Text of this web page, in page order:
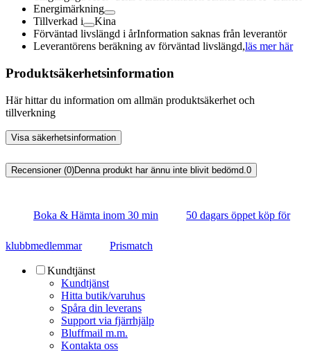
Energimärkning
Tillverkad i
Kina
Förväntad livslängd i årInformation saknas från leverantör
Leverantörens beräkning av förväntad livslängd,läs mer här
Produktsäkerhetsinformation
Här hittar du information om allmän produktsäkerhet och
tillverkning
Visa säkerhetsinformation
Recensioner (0)Denna produkt har ännu inte blivit bedömd. 0
Boka & Hämta inom 30 min 50 dagars öppet köp för
klubbmedlemmar Prismatch
Kundtjänst
Kundtjänst
Hitta butik/varuhus
Spåra din leverans
Support via fjärrhjälp
Bluffmail m.m.
Kontakta oss